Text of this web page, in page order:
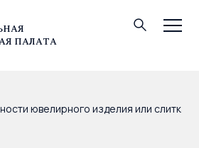
ПАЛАТА
палата, 2026
ювелирного изделия или слитка